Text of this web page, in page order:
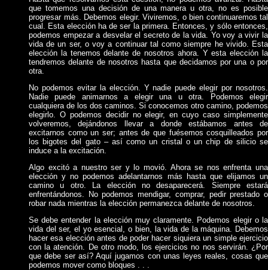
que tomemos una decisión de una manera u otra, no es posible
progresar más. Debemos elegir. Viviremos, o bien continuaremos tal
cual. Esta elección ha de ser la primera. Entonces, y sólo entonces,
podemos empezar a desvelar el secreto de la vida. Yo voy a vivir la
vida de un ser, o voy a continuar tal como siempre he vivido. Esta
elección la tenemos delante de nosotros ahora. Y esta elección la
tendremos delante de nosotros hasta que decidamos por una o por
otra.
No podemos evitar la elección. Y nadie puede elegir por nosotros.
Nadie puede animarnos a elegir una u otra. Podemos elegir
cualquiera de los dos caminos. Si conocemos otro camino, podemos
elegirlo. O podemos decidir no elegir, en cuyo caso simplemente
volveremos, dejándonos llevar a donde estábamos antes de
excitarnos como un ser; antes de que fuésemos cosquilleados por
los bigotes del gato – así como un cristal o un chip de silicio se
induce a la excitación.
Algo excitó a nuestro ser y lo movió. Ahora se nos enfrenta una
elección y no podemos adelantarnos más hasta que elijamos un
camino u otro. La elección no desaparecerá. Siempre estará
enfrentándonos. No podemos mendigar, comprar, pedir prestado o
robar nada mientras la elección permanezca delante de nosotros.
Se debe entender la elección muy claramente. Podemos elegir o la
vida del ser, el yo esencial, o bien, la vida de la máquina. Debemos
hacer esa elección antes de poder hacer siquiera un simple ejercicio
con la atención. De otro modo, los ejercicios no nos servirán. ¿Por
que debe ser así? Aquí jugamos con unas leyes reales, cosas que
podemos mover como bloques . . .